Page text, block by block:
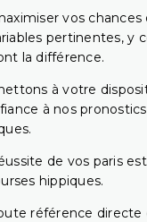
vos chances
pertinentes, y
la différence.
à votre
à nos
de vos paris
hippiques.
référence directe